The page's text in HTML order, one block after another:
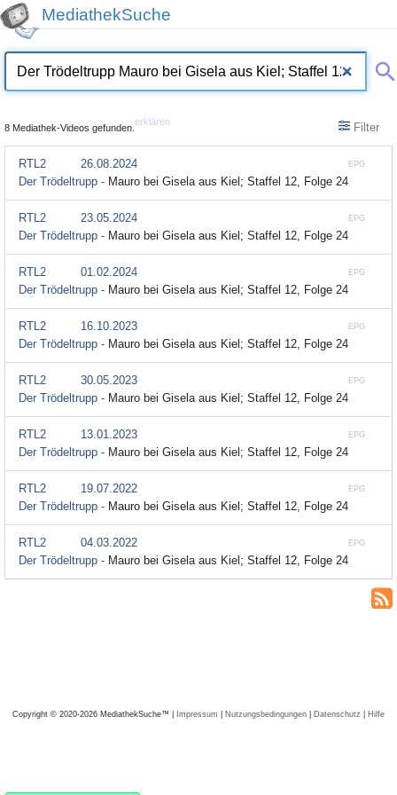
MediathekSuche
8 Mediathek-Videos gefunden.
erklären Filter
EPG
RTL2
26.08.2024
Der Trödeltrupp - Mauro bei Gisela aus Kiel; Staffel 12, Folge 24
EPG
RTL2
23.05.2024
Der Trödeltrupp - Mauro bei Gisela aus Kiel; Staffel 12, Folge 24
EPG
RTL2
01.02.2024
Der Trödeltrupp - Mauro bei Gisela aus Kiel; Staffel 12, Folge 24
EPG
RTL2
16.10.2023
Der Trödeltrupp - Mauro bei Gisela aus Kiel; Staffel 12, Folge 24
EPG
RTL2
30.05.2023
Der Trödeltrupp - Mauro bei Gisela aus Kiel; Staffel 12, Folge 24
EPG
RTL2
13.01.2023
Der Trödeltrupp - Mauro bei Gisela aus Kiel; Staffel 12, Folge 24
EPG
RTL2
19.07.2022
Der Trödeltrupp - Mauro bei Gisela aus Kiel; Staffel 12, Folge 24
EPG
RTL2
04.03.2022
Der Trödeltrupp - Mauro bei Gisela aus Kiel; Staffel 12, Folge 24
Copyright © 2020-2026 MediathekSuche™ | Impressum | Nutzungsbedingungen | Datenschutz | Hilfe